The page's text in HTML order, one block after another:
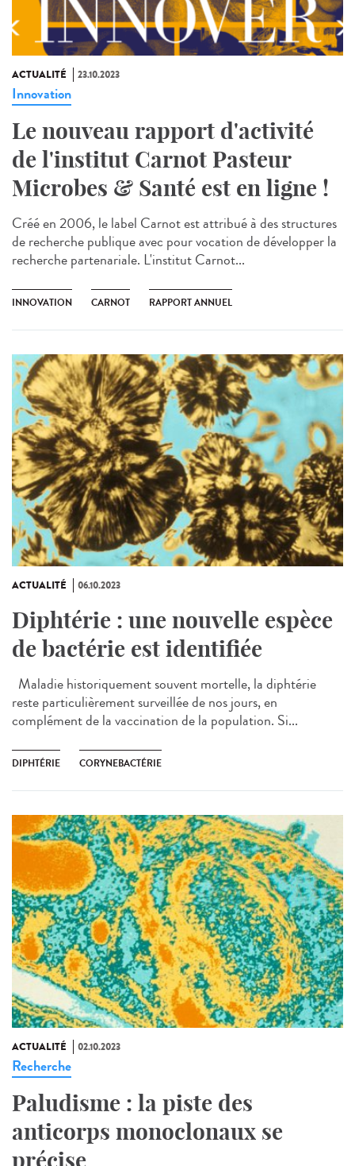
ACTUALITÉ 23.10.2023
Innovation
Le nouveau rapport d'activité
de l'institut Carnot Pasteur
Microbes & Santé est en ligne !
Créé en 2006, le label Carnot est attribué à des structures
de recherche publique avec pour vocation de développer la
recherche partenariale. L'institut Carnot...
INNOVATION CARNOT RAPPORT ANNUEL
ACTUALITÉ 06.10.2023
Diphtérie : une nouvelle espèce
de bactérie est identifiée
Maladie historiquement souvent mortelle, la diphtérie
reste particulièrement surveillée de nos jours, en
complément de la vaccination de la population. Si...
DIPHTÉRIE CORYNEBACTÉRIE
ACTUALITÉ 02.10.2023
Recherche
Paludisme : la piste des
anticorps monoclonaux se
précise